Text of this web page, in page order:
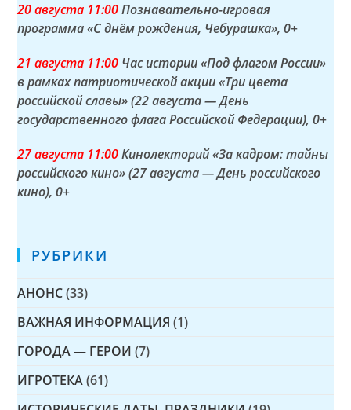
20 августа 11:00Познавательно-игровая
программа «С днём рождения, Чебурашка», 0+
21 августа 11:00 Час истории «Под флагом России»
в рамках патриотической акции «Три цвета
российской славы» (22 августа — День
государственного флага Российской Федерации), 0+
27 августа 11:00Кинолекторий «За кадром: тайны
российского кино» (27 августа — День российского
кино), 0+
РУБРИКИ
АНОНС (33)
ВАЖНАЯ ИНФОРМАЦИЯ (1)
ГОРОДА — ГЕРОИ (7)
ИГРОТЕКА (61)